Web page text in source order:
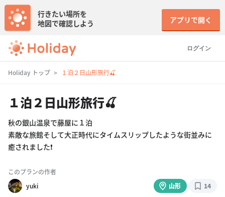
ログイン
行きたい場所を
地図で確認しよう
アプリで開く
Holiday トップ １泊２日山形旅行🍒
１泊２日山形旅行🍒
秋の銀山温泉で藤屋に１泊
素敵な旅館そして大正時代にタイムスリップしたような街並みに
癒されました❗
このプランの作者
yuki
山形 14